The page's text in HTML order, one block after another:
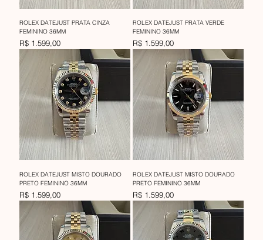
ROLEX DATEJUST PRATA CINZA
FEMININO 36MM
Preço
R$ 1.599,00
ROLEX DATEJUST PRATA VERDE
FEMININO 36MM
Preço
R$ 1.599,00
ROLEX DATEJUST MISTO DOURADO
PRETO FEMININO 36MM
Preço
R$ 1.599,00
ROLEX DATEJUST MISTO DOURADO
PRETO FEMININO 36MM
Preço
R$ 1.599,00